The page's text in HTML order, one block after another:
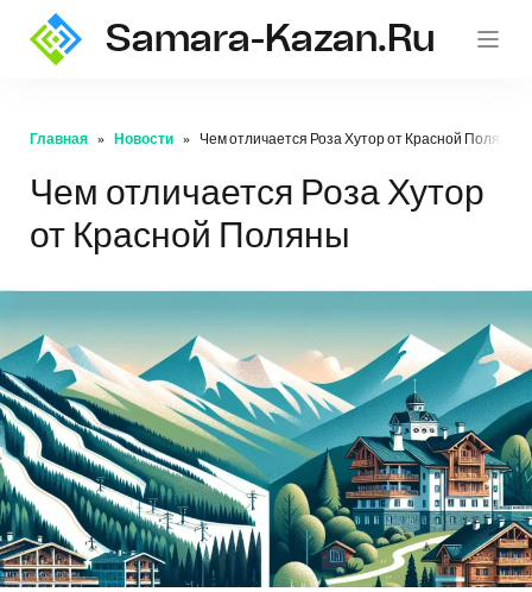
Samara-Kazan.ru
Главная Новости Чем отличается Роза Хутор от Красной Поляны
Чем отличается Роза Хутор
от Красной Поляны